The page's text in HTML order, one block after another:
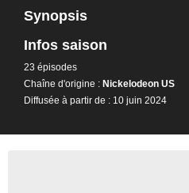
Synopsis
Infos saison
23 épisodes
Chaîne d'origine : Nickelodeon US
Diffusée à partir de : 10 juin 2024